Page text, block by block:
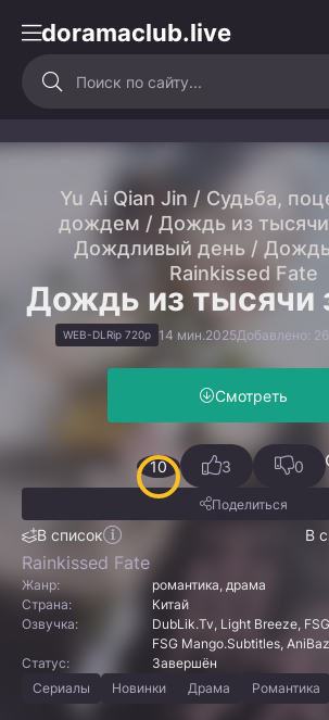
doramaclub.live
Yu Ai Qian Jin / Судьба,
дождем / Дождь из
Дождливый день /
Rainkissed Fate
Дождь из тысячи
WEB-DLRip 720p 14 мин.2025Добавлено:
Смотреть
10
В список В
3 0
Поделиться
Rainkissed Fate
Жанр:
романтика, драма
Страна:
Китай
Озвучка:
DubLik.Tv, Light Breeze,
FSG Mango.Subtitles,
Статус:
Завершён
Сериалы
Новинки Драма Романтика